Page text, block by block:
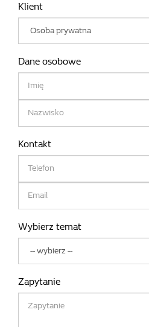
Klient
Dane osobowe
Kontakt
Wybierz temat
Zapytanie